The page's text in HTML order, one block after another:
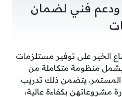
ودعم فني لضمان
الخير على توفير مستلزمات
منظومة متكاملة من
المستمر. يتضمن ذلك تدريب
مشروعاتهن بكفاءة عالية،